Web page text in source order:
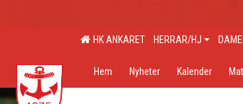
HK ANKARET HERRAR/HJ
Hem Nyheter Kalender